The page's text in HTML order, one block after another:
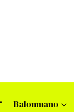
Balonmano